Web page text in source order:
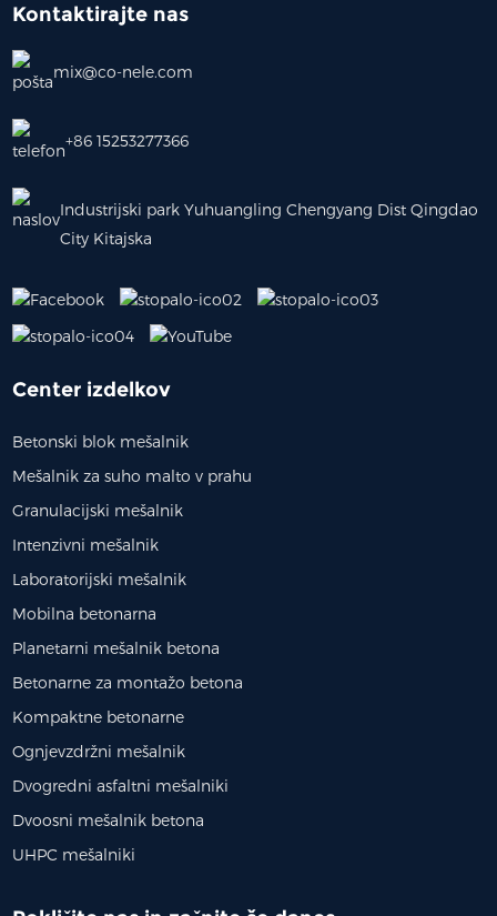
Kontaktirajte nas
mix@co-nele.com
+86 15253277366
Industrijski park Yuhuangling Chengyang Dist Qingdao
City Kitajska
Center izdelkov
Betonski blok mešalnik
Mešalnik za suho malto v prahu
Granulacijski mešalnik
Intenzivni mešalnik
Laboratorijski mešalnik
Mobilna betonarna
Planetarni mešalnik betona
Betonarne za montažo betona
Kompaktne betonarne
Ognjevzdržni mešalnik
Dvogredni asfaltni mešalniki
Dvoosni mešalnik betona
UHPC mešalniki